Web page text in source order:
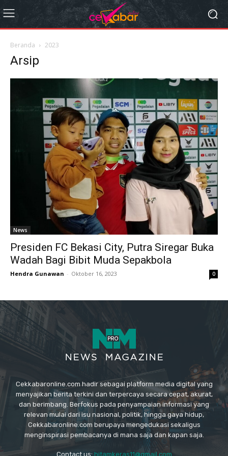
Beranda 2023
Arsip
News
Presiden FC Bekasi City, Putra Siregar Buka
Wadah Bagi Bibit Muda Sepakbola
Hendra Gunawan - Oktober 16, 2023 0
Cekkabaronline.com hadir sebagai platform media digital yang
menyajikan berita terkini dan terpercaya secara cepat, akurat,
dan berimbang. Berfokus pada penyampaian informasi yang
relevan mulai dari isu nasional, politik, hingga gaya hidup,
Cekkabaronline.com berupaya mengedukasi sekaligus
menginspirasi pembacanya di mana saja dan kapan saja.
Contact us: hitamkeras11@gmail.com